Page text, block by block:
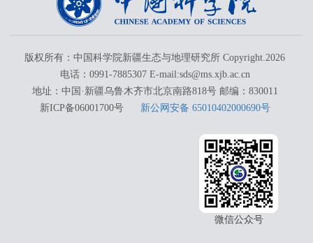
版权所有：中国科学院新疆生态与地理研究所 Copyright. 2026
电话：0991-7885307 E-mail:sds@ms.xjb.ac.cn
地址：中国·新疆乌鲁木齐市北京南路818号 邮编：830011
新ICP备06001700号 新公网安备 65010402000690号
微信公众号